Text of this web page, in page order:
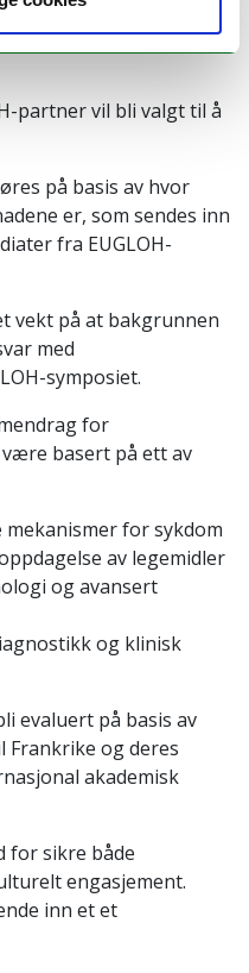
partner vil bli valgt til å
på basis av hvor
er, som sendes inn
fra EUGLOH-
vekt på at bakgrunnen
med
symposiet.
for
basert på ett av
for sykdom
av legemidler
og avansert
og klinisk
evaluert på basis av
Frankrike og deres
akademisk
for sikre både
engasjement.
inn et et